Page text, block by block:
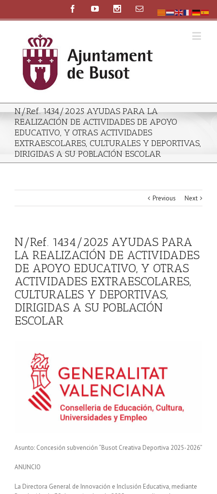
N/Ref. 1434/2025 AYUDAS PARA LA
REALIZACIÓN DE ACTIVIDADES DE APOYO
EDUCATIVO, Y OTRAS ACTIVIDADES
EXTRAESCOLARES, CULTURALES Y DEPORTIVAS,
DIRIGIDAS A SU POBLACIÓN ESCOLAR
Previous Next
N/Ref. 1434/2025 AYUDAS PARA
LA REALIZACIÓN DE ACTIVIDADES
DE APOYO EDUCATIVO, Y OTRAS
ACTIVIDADES EXTRAESCOLARES,
CULTURALES Y DEPORTIVAS,
DIRIGIDAS A SU POBLACIÓN
ESCOLAR
Asunto: Concesión subvención “Busot Creativa Deportiva 2025-2026”
ANUNCIO
La Directora General de Innovación e Inclusión Educativa, mediante